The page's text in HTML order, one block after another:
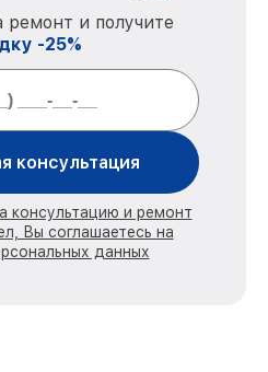
ремонт и получите
-25%
консультация
консультацию и ремонт
Вы соглашаетесь на
данных